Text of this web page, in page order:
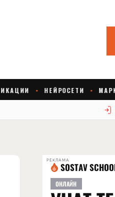
РЕКЛАМА